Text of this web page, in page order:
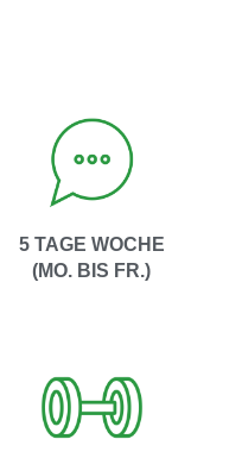
5 TAGE WOCHE
(MO. BIS FR.)